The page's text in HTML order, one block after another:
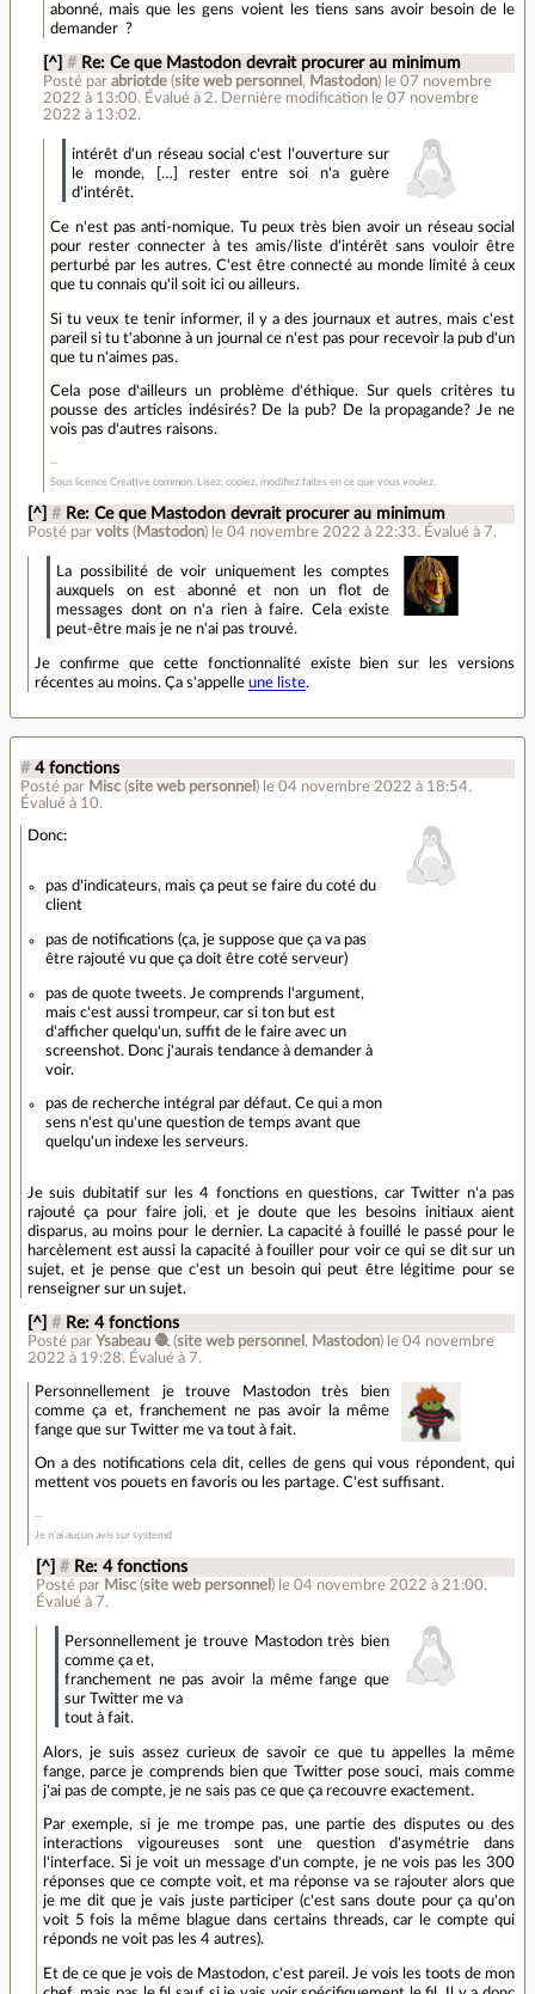
abonné, mais que les gens voient les tiens sans avoir besoin de le
demander ?
[^] # Re: Ce que Mastodon devrait procurer au minimum
Posté parabriotde (site web personnel , Mastodon) le 07 novembre
2022 à 13:00. Évalué à 2. Dernière modification le 07 novembre
2022 à 13:02.
intérêt d'un réseau social c'est l'ouverture sur
le monde, […] rester entre soi n'a guère
d'intérêt.
Ce n'est pas anti-nomique. Tu peux très bien avoir un réseau social
pour rester connecter à tes amis/liste d'intérêt sans vouloir être
perturbé par les autres. C'est être connecté au monde limité à ceux
que tu connais qu'il soit ici ou ailleurs.
Si tu veux te tenir informer, il y a des journaux et autres, mais c'est
pareil si tu t'abonne à un journal ce n'est pas pour recevoir la pub d'un
que tu n'aimes pas.
Cela pose d'ailleurs un problème d'éthique. Sur quels critères tu
pousse des articles indésirés? De la pub? De la propagande? Je ne
vois pas d'autres raisons.
Sous licence Creative common. Lisez, copiez, modifiez faites en ce que vous voulez.
[^] # Re: Ce que Mastodon devrait procurer au minimum
Posté parvolts ( Mastodon) le 04 novembre 2022 à 22:33. Évalué à7.
La possibilité de voir uniquement les comptes
auxquels on est abonné et non un flot de
messages dont on n'a rien à faire. Cela existe
peut-être mais je ne n'ai pas trouvé.
Je confirme que cette fonctionnalité existe bien sur les versions
récentes au moins. Ça s'appelleune liste.
# 4 fonctions
Posté par Misc(site web personnel ) le 04 novembre 2022 à 18:54.
Évalué à 10.
Donc:
pas d'indicateurs, mais ça peut se faire du coté du
client
pas de notifications (ça, je suppose que ça va pas
être rajouté vu que ça doit être coté serveur)
pas de quote tweets. Je comprends l'argument,
mais c'est aussi trompeur, car si ton but est
d'afficher quelqu'un, suffit de le faire avec un
screenshot. Donc j'aurais tendance à demander à
voir.
pas de recherche intégral par défaut. Ce qui a mon
sens n'est qu'une question de temps avant que
quelqu'un indexe les serveurs.
Je suis dubitatif sur les 4 fonctions en questions, car Twitter n'a pas
rajouté ça pour faire joli, et je doute que les besoins initiaux aient
disparus, au moins pour le dernier. La capacité à fouillé le passé pour le
harcèlement est aussi la capacité à fouiller pour voir ce qui se dit sur un
sujet, et je pense que c'est un besoin qui peut être légitime pour se
renseigner sur un sujet.
[^] # Re: 4 fonctions
Posté parYsabeau 🧶 (site web personnel , Mastodon) le 04 novembre
2022 à 19:28. Évalué à7.
Personnellement je trouve Mastodon très bien
comme ça et, franchement ne pas avoir la même
fange que sur Twitter me va tout à fait.
On a des notifications cela dit, celles de gens qui vous répondent, qui
mettent vos pouets en favoris ou les partage. C'est suffisant.
Je n’ai aucun avis sur systemd
[^] # Re: 4 fonctions
Posté par Misc(site web personnel ) le 04 novembre 2022 à 21:00.
Évalué à 7.
Personnellement je trouve Mastodon très bien
comme ça et,
franchement ne pas avoir la même fange que
sur Twitter me va
tout à fait.
Alors, je suis assez curieux de savoir ce que tu appelles la même
fange, parce je comprends bien que Twitter pose souci, mais comme
j'ai pas de compte, je ne sais pas ce que ça recouvre exactement.
Par exemple, si je me trompe pas, une partie des disputes ou des
interactions vigoureuses sont une question d'asymétrie dans
l'interface. Si je voit un message d'un compte, je ne vois pas les 300
réponses que ce compte voit, et ma réponse va se rajouter alors que
je me dit que je vais juste participer (c'est sans doute pour ça qu'on
voit 5 fois la même blague dans certains threads, car le compte qui
réponds ne voit pas les 4 autres).
Et de ce que je vois de Mastodon, c'est pareil. Je vois les toots de mon